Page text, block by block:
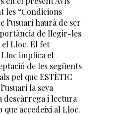
les “Condicions
l’usuari haurà de ser
de llegir-les
el Lloc. El fet
Lloc implica el
de les següents
pel que ESTÈTIC
la seva
descàrrega i lectura
que accedeixi al Lloc.